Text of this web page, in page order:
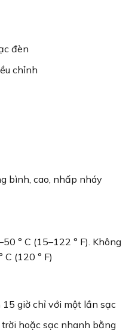
đèn
chỉnh
bình, cao, nhấp nháy
° C (15–122 ° F). Không
(120 ° F)
15 giờ chỉ với một lần sạc
hoặc sạc nhanh bằng